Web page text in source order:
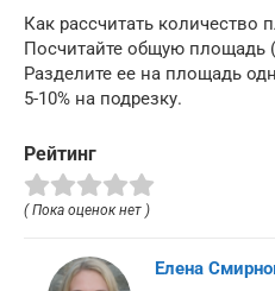
Как рассчитать количество
Посчитайте общую площадь
Разделите ее на площадь
5-10% на подрезку.
Рейтинг
( Пока оценок нет )
Елена